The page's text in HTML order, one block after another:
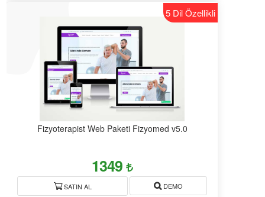
5 Dil Özellikli
Fizyoterapist Web Paketi Fizyomed v5.0
1349
SATIN AL DEMO